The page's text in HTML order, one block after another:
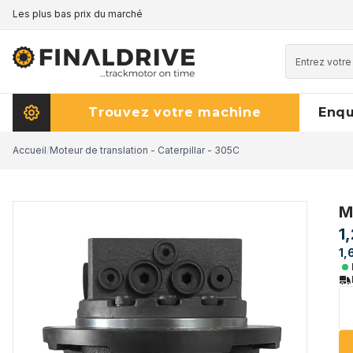
Les plus bas prix du marché
Trouvez votre machine
Accueil/Moteur de translation - Caterpillar - 305C